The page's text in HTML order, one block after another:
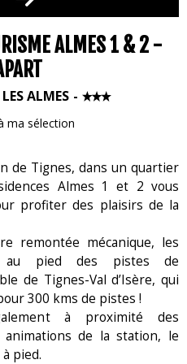
ALMES 1 & 2 -
ALMES
ma sélection
de Tignes, dans un quartier
Almes 1 et 2 vous
profiter des plaisirs de la
remontée mécanique, les
au pied des pistes de
de Tignes-Val d’Isère, qui
300 kms de pistes !
à proximité des
de la station, le
pied.